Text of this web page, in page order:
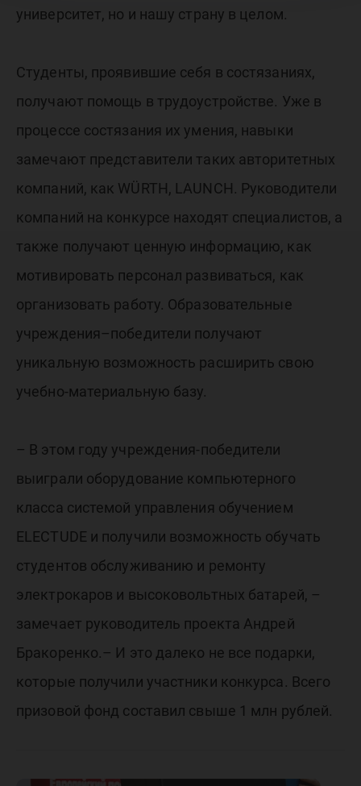
университет, но и нашу страну в целом.
Студенты, проявившие себя в состязаниях,
получают помощь в трудоустройстве. Уже в
процессе состязания их умения, навыки
замечают представители таких авторитетных
компаний, как WÜRTH, LAUNCH. Руководители
компаний на конкурсе находят специалистов, а
также получают ценную информацию, как
мотивировать персонал развиваться, как
организовать работу. Образовательные
учреждения–победители получают
уникальную возможность расширить свою
учебно-материальную базу.
– В этом году учреждения-победители
выиграли оборудование компьютерного
класса системой управления обучением
ELECTUDE и получили возможность обучать
студентов обслуживанию и ремонту
электрокаров и высоковольтных батарей, –
замечает руководитель проекта Андрей
Бракоренко.– И это далеко не все подарки,
которые получили участники конкурса. Всего
призовой фонд составил свыше 1 млн рублей.